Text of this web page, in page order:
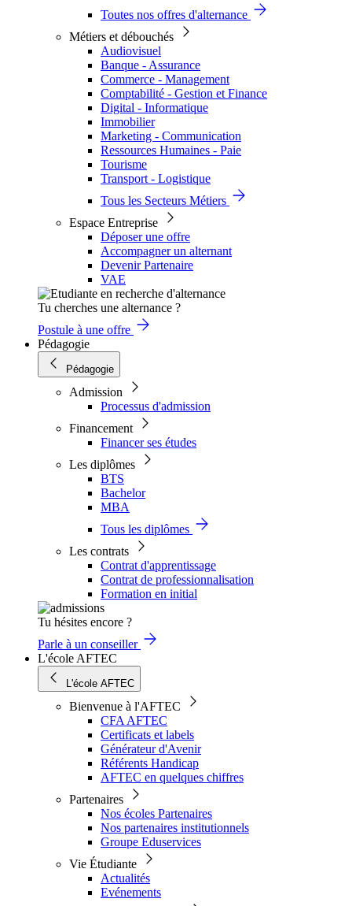
Toutes nos offres d'alternance
Métiers et débouchés
Audiovisuel
Banque - Assurance
Commerce - Management
Comptabilité - Gestion et Finance
Digital - Informatique
Immobilier
Marketing - Communication
Ressources Humaines - Paie
Tourisme
Transport - Logistique
Tous les Secteurs Métiers
Espace Entreprise
Déposer une offre
Accompagner un alternant
Devenir Partenaire
VAE
Tu cherches une alternance ?
Postule à une offre
Pédagogie
Pédagogie
Admission
Processus d'admission
Financement
Financer ses études
Les diplômes
BTS
Bachelor
MBA
Tous les diplômes
Les contrats
Contrat d'apprentissage
Contrat de professionnalisation
Formation en initial
Tu hésites encore ?
Parle à un conseiller
L'école AFTEC
L'école AFTEC
Bienvenue à l'AFTEC
CFA AFTEC
Certificats et labels
Générateur d'Avenir
Référents Handicap
AFTEC en quelques chiffres
Partenaires
Nos écoles Partenaires
Nos partenaires institutionnels
Groupe Eduservices
Vie Étudiante
Actualités
Evénements